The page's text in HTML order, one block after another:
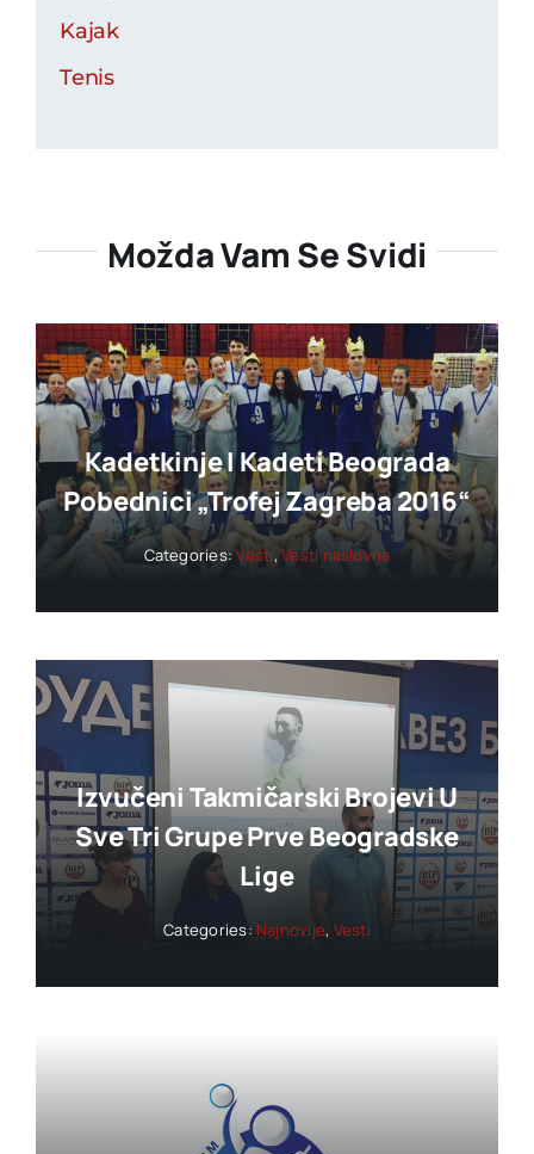
Kajak
Tenis
Možda Vam Se Svidi
Kadetkinje I Kadeti Beograda
Pobednici „trofej Zagreba 2016“
Categories:Vesti,Vesti naslovna
Izvučeni Takmičarski Brojevi U
Sve Tri Grupe Prve Beogradske
Lige
Categories: Najnovije, Vesti